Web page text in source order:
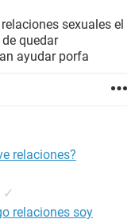
sexuales el
quedar
ayudar porfa
relaciones?
✓
relaciones soy